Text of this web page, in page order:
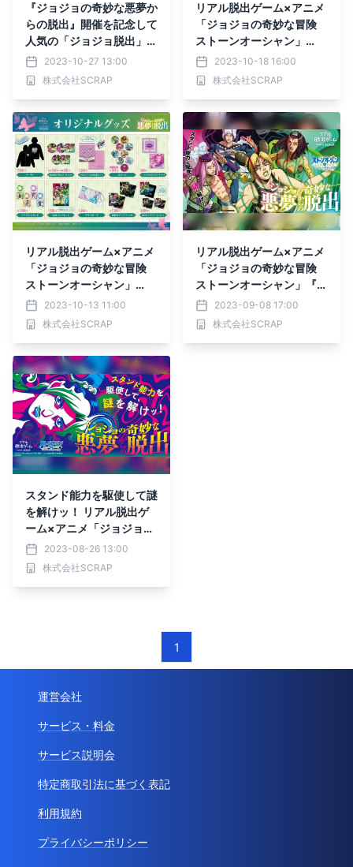
『ジョジョの奇妙な悪夢か
らの脱出』開催を記念して
人気の「ジョジョ脱出」2
作品がリバイバル！
2023-10-27 13:00
株式会社SCRAP
リアル脱出ゲーム×アニメ
「ジョジョの奇妙な冒険
ストーンオーシャン」
『ジョジョの奇妙な悪夢か
らの脱出』 イベントオリ
ジナル敵キャラクター「モ
2023-10-18 16:00
株式会社SCRAP
リアル脱出ゲーム×アニメ
「ジョジョの奇妙な冒険
ストーンオーシャン」
『ジョジョの奇妙な悪夢か
らの脱出』 オリジナルグ
ッズ&カフェメニュー公
2023-10-13 11:00
株式会社SCRAP
リアル脱出ゲーム×アニメ
「ジョジョの奇妙な冒険
ストーンオーシャン」『ジ
ョジョの奇妙な悪夢からの
脱出』描き下ろし新ビジュ
アルを公開!!
2023-09-08 17:00
株式会社SCRAP
スタンド能力を駆使して謎
を解けッ！ リアル脱出ゲ
ーム×アニメ「ジョジョの
奇妙な冒険 ストーンオー
シャン」『ジョジョの奇妙
な悪夢からの脱出』2023
2023-08-26 13:00
株式会社SCRAP
1
運営会社
サービス・料金
サービス説明会
特定商取引法に基づく表記
利用規約
プライバシーポリシー